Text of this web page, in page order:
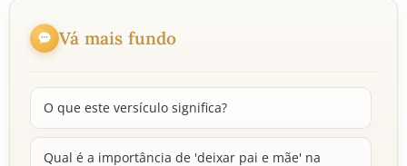
Vá mais fundo
O que este versículo significa?
Qual é a importância de 'deixar pai e mãe' na